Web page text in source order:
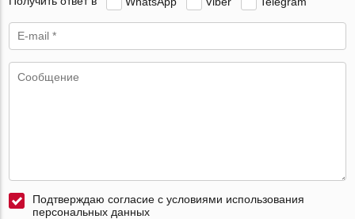
Подтверждаю согласие с условиями использования
персональных данных